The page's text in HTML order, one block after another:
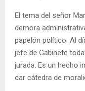
El tema del señor
demora
papelón político. Al
jefe de Gabinete
jurada. Es un hecho
dar cátedra de